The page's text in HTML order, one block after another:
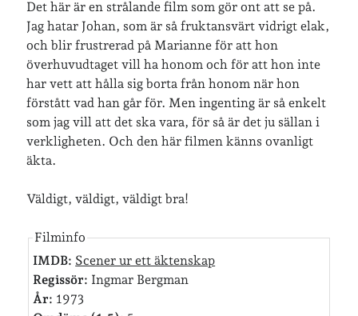
Jag bokförmin läsning på Goodreads.
Geocaching
Det här är en strålande film som gör ont att se på.
Jag hatar Johan, som är så fruktansvärt vidrigt elak,
och blir frustrerad på Marianne för att hon
överhuvudtaget vill ha honom och för att hon inte
har vett att hålla sig borta från honom när hon
förstått vad han går för. Men ingenting är så enkelt
som jag vill att det ska vara, för så är det ju sällan i
verkligheten. Och den här filmen känns ovanligt
äkta.
Väldigt, väldigt, väldigt bra!
Filminfo
IMDB: Scener ur ett äktenskap
Regissör: Ingmar Bergman
År: 1973